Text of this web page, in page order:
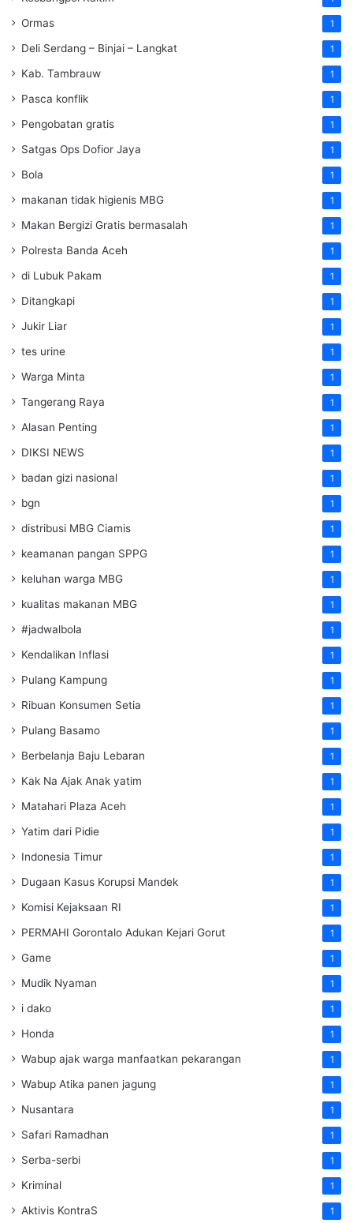
Ormas 1
Deli Serdang – Binjai – Langkat 1
Kab. Tambrauw 1
Pasca konflik 1
Pengobatan gratis 1
Satgas Ops Dofior Jaya 1
Bola 1
makanan tidak higienis MBG 1
Makan Bergizi Gratis bermasalah 1
Polresta Banda Aceh 1
di Lubuk Pakam 1
Ditangkapi 1
Jukir Liar 1
tes urine 1
Warga Minta 1
Tangerang Raya 1
Alasan Penting 1
DIKSI NEWS 1
badan gizi nasional 1
bgn 1
distribusi MBG Ciamis 1
keamanan pangan SPPG 1
keluhan warga MBG 1
kualitas makanan MBG 1
#jadwalbola 1
Kendalikan Inflasi 1
Pulang Kampung 1
Ribuan Konsumen Setia 1
Pulang Basamo 1
Berbelanja Baju Lebaran 1
Kak Na Ajak Anak yatim 1
Matahari Plaza Aceh 1
Yatim dari Pidie 1
Indonesia Timur 1
Dugaan Kasus Korupsi Mandek 1
Komisi Kejaksaan RI 1
PERMAHI Gorontalo Adukan Kejari Gorut 1
Game 1
Mudik Nyaman 1
i dako 1
Honda 1
Wabup ajak warga manfaatkan pekarangan 1
Wabup Atika panen jagung 1
Nusantara 1
Safari Ramadhan 1
Serba-serbi 1
Kriminal 1
Aktivis KontraS 1